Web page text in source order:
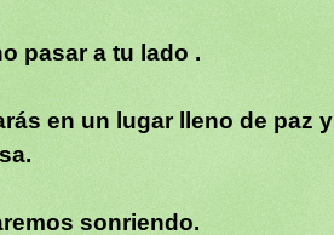
pasar a tu lado .
en un lugar lleno de paz y
sonriendo.